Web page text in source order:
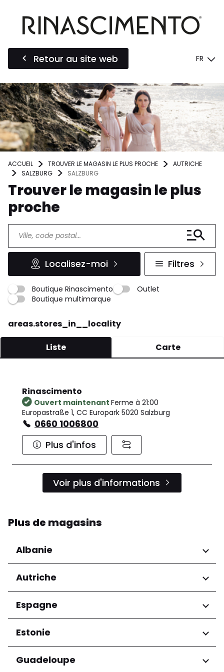
Retour au site web FR
ACCUEIL TROUVER LE MAGASIN LE PLUS PROCHE
AUTRICHE
SALZBURG
SALZBURG
Trouver le magasin le plus
proche
Localisez-moi Filtres
Boutique Rinascimento
Outlet
Boutique multimarque
areas.stores_in__locality
Liste Carte
Rinascimento
Ouvert maintenant Ferme à 21:00
Europastraße 1, CC Europark 5020 Salzburg
0660 1006800
Plus d'infos
Voir plus d'informations
Plus de magasins
Albanie
Régions
Préfecture de Tirana
Autriche
Régions
Niederösterreich
Salzburg
Wien
Espagne
Régions
Andalucía
Estonie
Régions
Guadeloupe